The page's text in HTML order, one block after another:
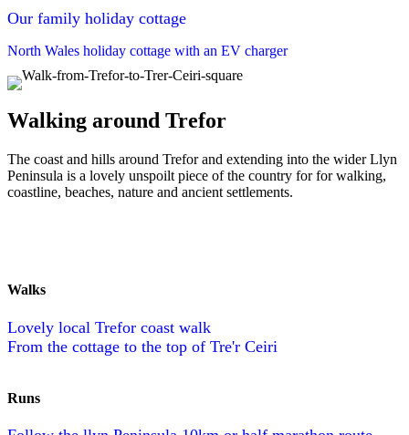
Our family holiday cottage
North Wales holiday cottage with an EV charger
Walking around Trefor
The coast and hills around Trefor and extending into the wider Llyn
Peninsula is a lovely unspoilt piece of the country for for walking,
coastline, beaches, nature and ancient settlements.
Walks
Lovely local Trefor coast walk
From the cottage to the top of Tre'r Ceiri
Runs